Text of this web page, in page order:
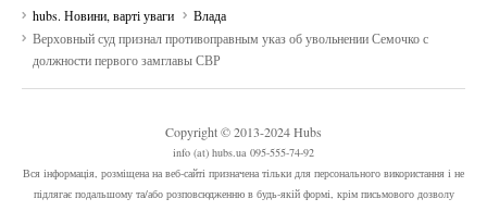
hubs. Новини, варті уваги
Влада
Верховный суд признал противоправным указ об увольнении Семочко с
должности первого замглавы СВР
Copyright © 2013-2024 Hubs
info (at) hubs.ua 095-555-74-92
Вся інформація, розміщена на веб-сайті призначена тільки для персонального використання і не
підлягає подальшому та/або розповсюдженню в будь-якій формі, крім письмового дозволу